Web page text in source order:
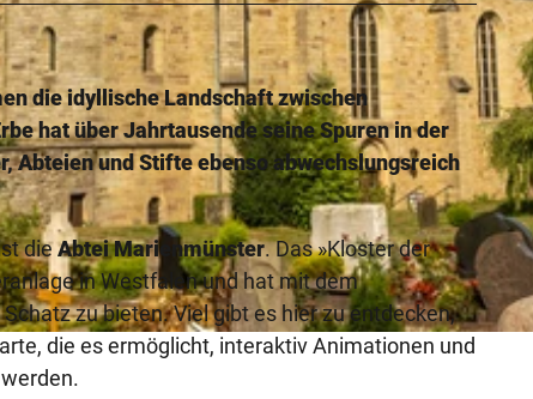
die idyllische Landschaft zwischen
hat über Jahrtausende seine Spuren in der
Abteien und Stifte ebenso abwechslungsreich
dieAbtei Marienmünster. Das »Kloster der
in Westfalen und hat mit dem
zu bieten. Viel gibt es hier zu entdecken,
die es ermöglicht, interaktiv Animationen und